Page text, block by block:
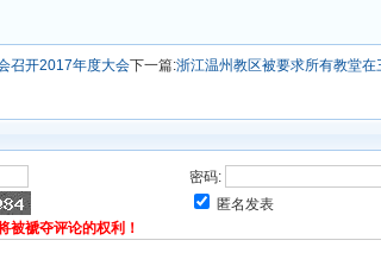
召开2017年度大会下一篇:浙江温州教区被要求所有教堂
密码:
匿名发表
被褫夺评论的权利！